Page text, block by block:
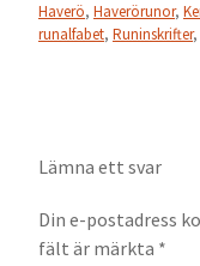
Haverö, Haverörunor,
runalfabet, Runinskrifter,
Lämna ett svar
Din e-postadress
fält är märkta *